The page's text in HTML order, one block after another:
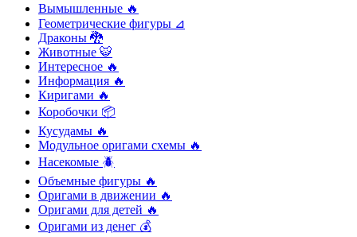
Вымышленные 🔥
Геометрические фигуры ⊿
Драконы 🐉
Животные 🐯
Интересное 🔥
Информация 🔥
Киригами 🔥
Коробочки 📦
Кусудамы 🔥
Модульное оригами схемы 🔥
Насекомые 🪲
Объемные фигуры 🔥
Оригами в движении 🔥
Оригами для детей 🔥
Оригами из денег 💰